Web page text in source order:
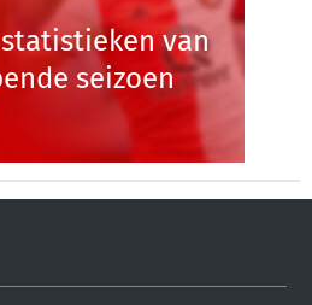
van
seizoen